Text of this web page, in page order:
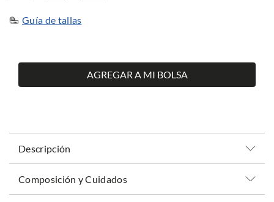
Guía de tallas
AGREGAR A MI BOLSA
Descripción
Composición y Cuidados